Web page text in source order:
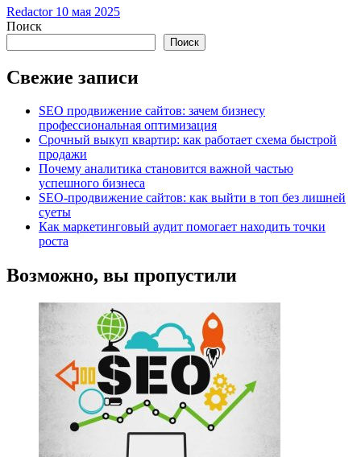
Redactor 10 мая 2025
Поиск
Поиск
Свежие записи
SEO продвижение сайтов: зачем бизнесу
профессиональная оптимизация
Срочный выкуп квартир: как работает схема быстрой
продажи
Почему аналитика становится важной частью
успешного бизнеса
SEO-продвижение сайтов: как выйти в топ без лишней
суеты
Как маркетинговый аудит помогает находить точки
роста
Возможно, вы пропустили